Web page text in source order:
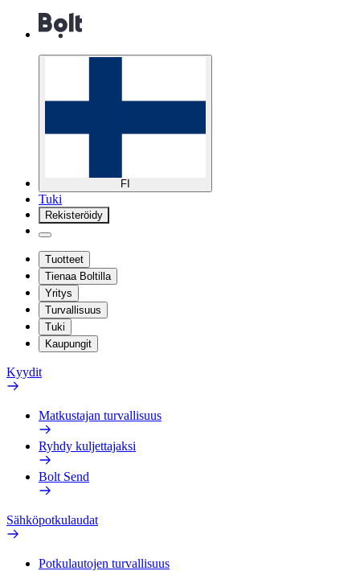
FI
Tuki
Rekisteröidy
Tuotteet
Tienaa Boltilla
Yritys
Turvallisuus
Tuki
Kaupungit
Kyydit
Matkustajan turvallisuus
Ryhdy kuljettajaksi
Bolt Send
Sähköpotkulaudat
Potkulautojen turvallisuus